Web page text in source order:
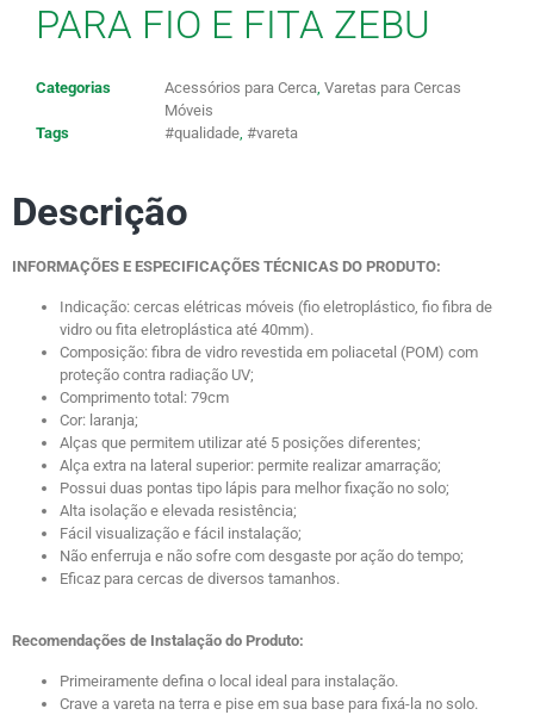
PARA FIO E FITA ZEBU
Categorias Acessórios para Cerca, Varetas para Cercas
Móveis
Tags
#qualidade, #vareta
Descrição
INFORMAÇÕES E ESPECIFICAÇÕES TÉCNICAS DO PRODUTO:
Indicação: cercas elétricas móveis (fio eletroplástico, fio fibra de
vidro ou fita eletroplástica até 40mm).
Composição: fibra de vidro revestida em poliacetal (POM) com
proteção contra radiação UV;
Comprimento total: 79cm
Cor: laranja;
Alças que permitem utilizar até 5 posições diferentes;
Alça extra na lateral superior: permite realizar amarração;
Possui duas pontas tipo lápis para melhor fixação no solo;
Alta isolação e elevada resistência;
Fácil visualização e fácil instalação;
Não enferruja e não sofre com desgaste por ação do tempo;
Eficaz para cercas de diversos tamanhos.
Recomendações de Instalação do Produto:
Primeiramente defina o local ideal para instalação.
Crave a vareta na terra e pise em sua base para fixá-la no solo.